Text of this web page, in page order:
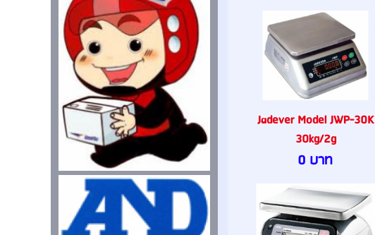
Jadever Model JWP-30K
30kg/2g
0 บาท